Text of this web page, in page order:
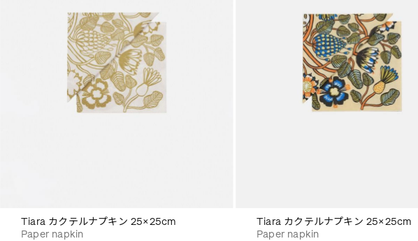
Tiara カクテルナプキン 25×25cm
Paper napkin
Tiara カクテルナプキン 25×25cm
Paper napkin